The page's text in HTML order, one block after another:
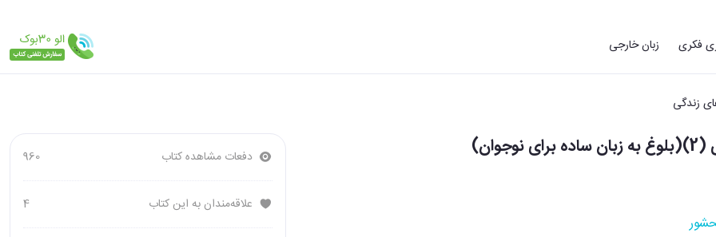
فکری زبان خارجی
زندگی
دفعات مشاهده کتاب 960
علاقه‌مندان به این کتاب 4